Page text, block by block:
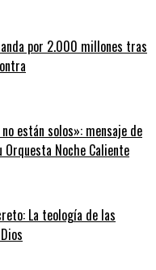
por 2.000 millones tras
están solos»: mensaje de
Noche Caliente
La teología de las